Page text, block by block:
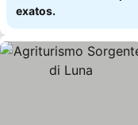
exatos.